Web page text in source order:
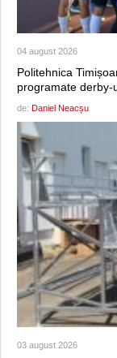
04 august 2026
Politehnica
programate
de: Daniel Neacșu
03 august 2026